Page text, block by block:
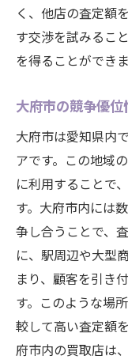
く、他店の査定額
す交渉を試みるこ
を得ることができま
大府市の競争優
大府市は愛知県内
アです。この地域
に利用することで
す。大府市内には
争し合うことで、
に、駅周辺や大型
まり、顧客を引き
す。このような場
較して高い査定額
府市内の買取店は